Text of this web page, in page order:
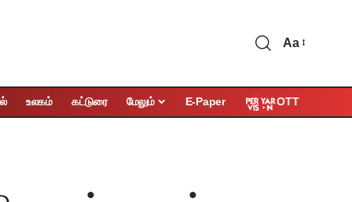
Aa
உலகம் கட்டுரை மேலும் E-Paper OTT